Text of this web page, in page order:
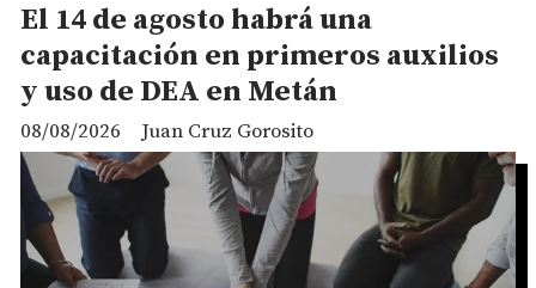
El 14 de agosto habrá una
capacitación en primeros auxilios
y uso de DEA en Metán
Juan Cruz Gorosito
08/08/2026